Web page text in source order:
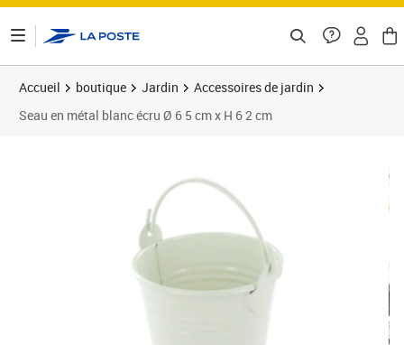
Accueil boutique Jardin
Accessoires de jardin
Seau en métal blanc écru Ø 6 5 cm x H 6 2 cm